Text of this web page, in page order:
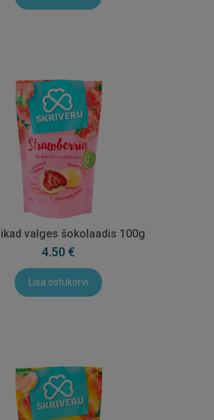
valges šokolaadis 100g
4.50 €
Lisa ostukorvi